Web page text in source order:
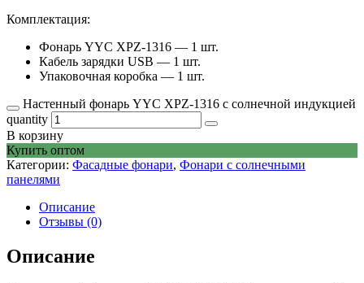
Комплектация:
Фонарь YYC XPZ-1316 — 1 шт.
Кабель зарядки USB — 1 шт.
Упаковочная коробка — 1 шт.
Настенный фонарь YYC XPZ-1316 с солнечной индукцией
quantity
В корзину
Купить оптом
Категории: Фасадные фонари, Фонари с солнечными
панелями
Описание
Отзывы (0)
Описание